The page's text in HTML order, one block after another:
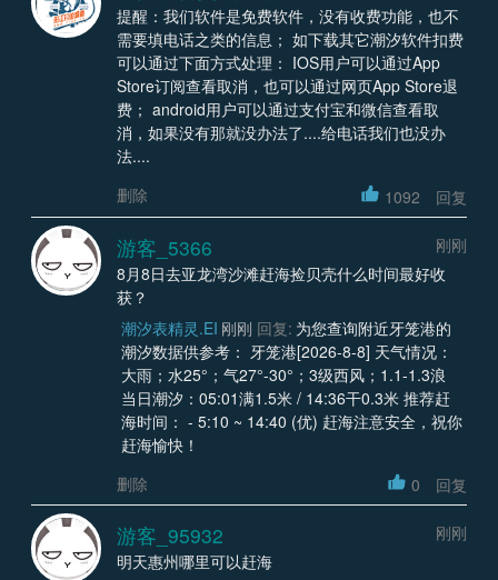
提醒：我们软件是免费软件，没有收费功能，也不
需要填电话之类的信息； 如下载其它潮汐软件扣费
可以通过下面方式处理： IOS用户可以通过App
Store订阅查看取消，也可以通过网页App Store退
费； android用户可以通过支付宝和微信查看取
消，如果没有那就没办法了....给电话我们也没办
法....
删除
1092 回复
游客_5366
刚刚
8月8日去亚龙湾沙滩赶海捡贝壳什么时间最好收
获？
潮汐表精灵.EI 刚刚 回复: 为您查询附近牙笼港的
潮汐数据供参考： 牙笼港[2026-8-8] 天气情况：
大雨；水25°；气27°-30°；3级西风；1.1-1.3浪
当日潮汐：05:01满1.5米 / 14:36干0.3米 推荐赶
海时间： - 5:10 ~ 14:40 (优) 赶海注意安全，祝你
赶海愉快！
删除
0 回复
游客_95932
刚刚
明天惠州哪里可以赶海